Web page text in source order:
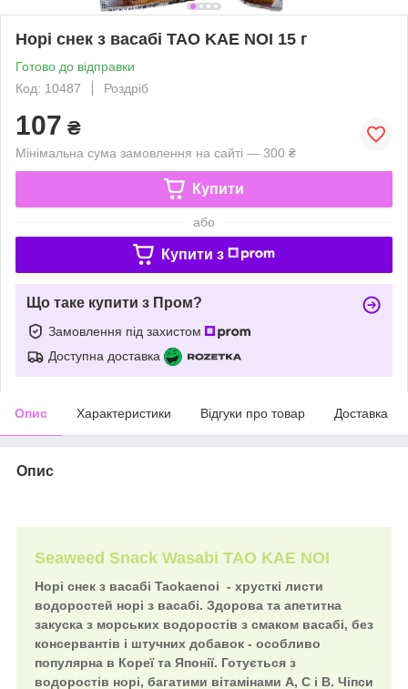
Норі снек з васабі TAO KAE NOI 15 г
Готово до відправки
Код: 10487
Роздріб
107 ₴
Мінімальна сума замовлення на сайті — 300 ₴
Купити
або
Купити з
Що таке купити з Пром?
Замовлення під захистом
Доступна доставка
Опис Характеристики Відгуки про товар Доставка
Опис
Seaweed Snack Wasabi TAO KAE NOI
Норі снек з васабі Taokaenoi - хрусткі листи
водоростей норі з васабі. Здорова та апетитна
закуска з морських водоростів з смаком васабі, без
консервантів і штучних добавок - особливо
популярна в Кореї та Японії. Готується з
водоростів норі, багатими вітамінами А, С і В. Чіпси